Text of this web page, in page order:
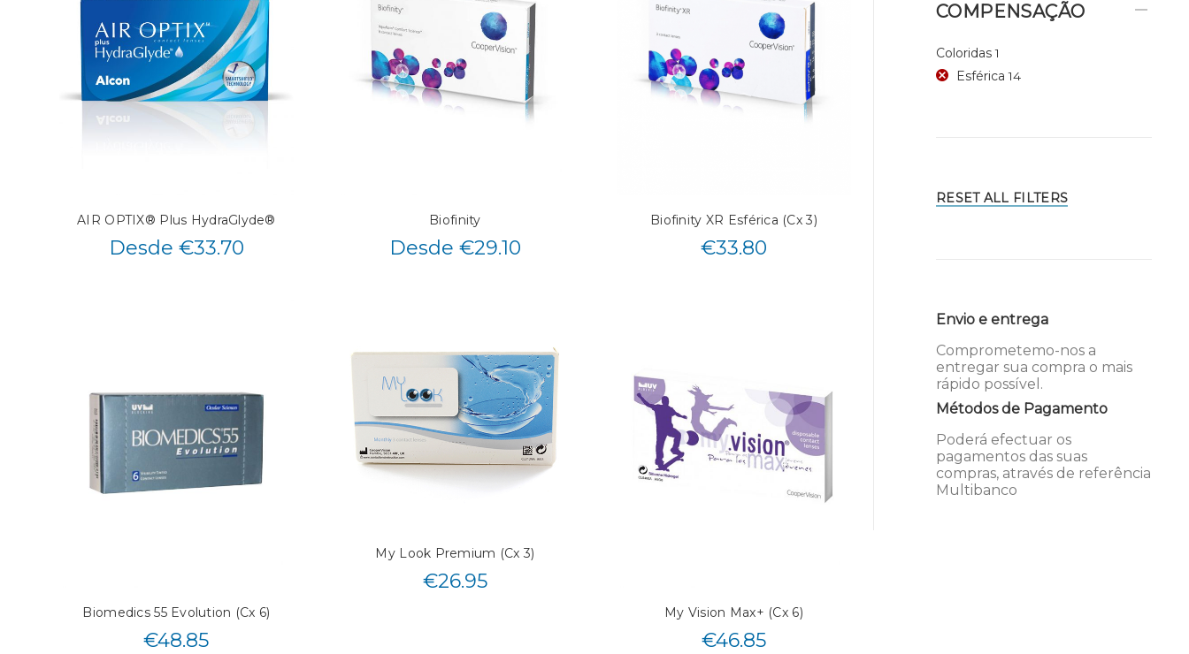
AIR OPTIX® Plus HydraGlyde®
Desde €33.70
Biofinity
Desde €29.10
Biofinity XR Esférica (Cx 3)
€33.80
Biomedics 55 Evolution (Cx 6)
€48.85
My Look Premium (Cx 3)
€26.95
My Vision Max+ (Cx 6)
€46.85
COMPENSAÇÃO
Coloridas 1
Esférica 14
RESET ALL FILTERS
Envio e entrega
Comprometemo-nos a
entregar sua compra o mais
rápido possível.
Métodos de Pagamento
Poderá efectuar os
pagamentos das suas
compras, através de referência
Multibanco